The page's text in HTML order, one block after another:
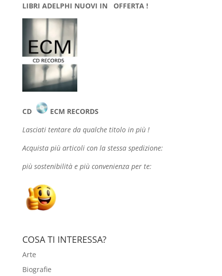
LIBRI ADELPHI NUOVI IN OFFERTA !
CD
ECM RECORDS
Lasciati tentare da qualche titolo in più !
Acquista più articoli con la stessa spedizione:
più sostenibilità e più convenienza per te:
COSA TI INTERESSA?
Arte
Biografie